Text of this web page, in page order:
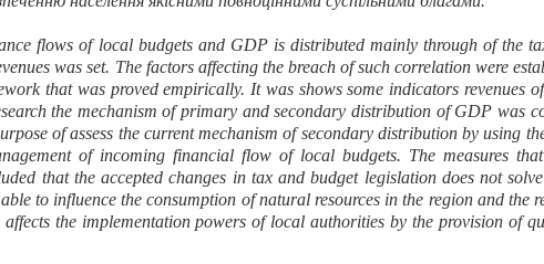
flows of local budgets and GDP is distributed mainly through of the
was set. The factors affecting the breach of such correlation were
that was proved empirically. It was shows some indicators revenues
the mechanism of primary and secondary distribution of GDP was
of assess the current mechanism of secondary distribution by using
of incoming financial flow of local budgets. The measures
that the accepted changes in tax and budget legislation does not
to influence the consumption of natural resources in the region and the
the implementation powers of local authorities by the provision of